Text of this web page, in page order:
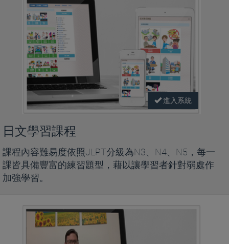
進入系統
日文學習課程
課程內容難易度依照JLPT分級為N3、N4、N5，每一
課皆具備豐富的練習題型，藉以讓學習者針對弱處作
加強學習。